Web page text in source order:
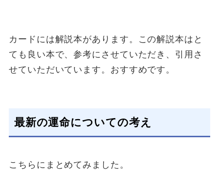
カードには解説本があります。この解説本はと
ても良い本で、参考にさせていただき、引用さ
せていただいています。おすすめです。
最新の運命についての考え
こちらにまとめてみました。